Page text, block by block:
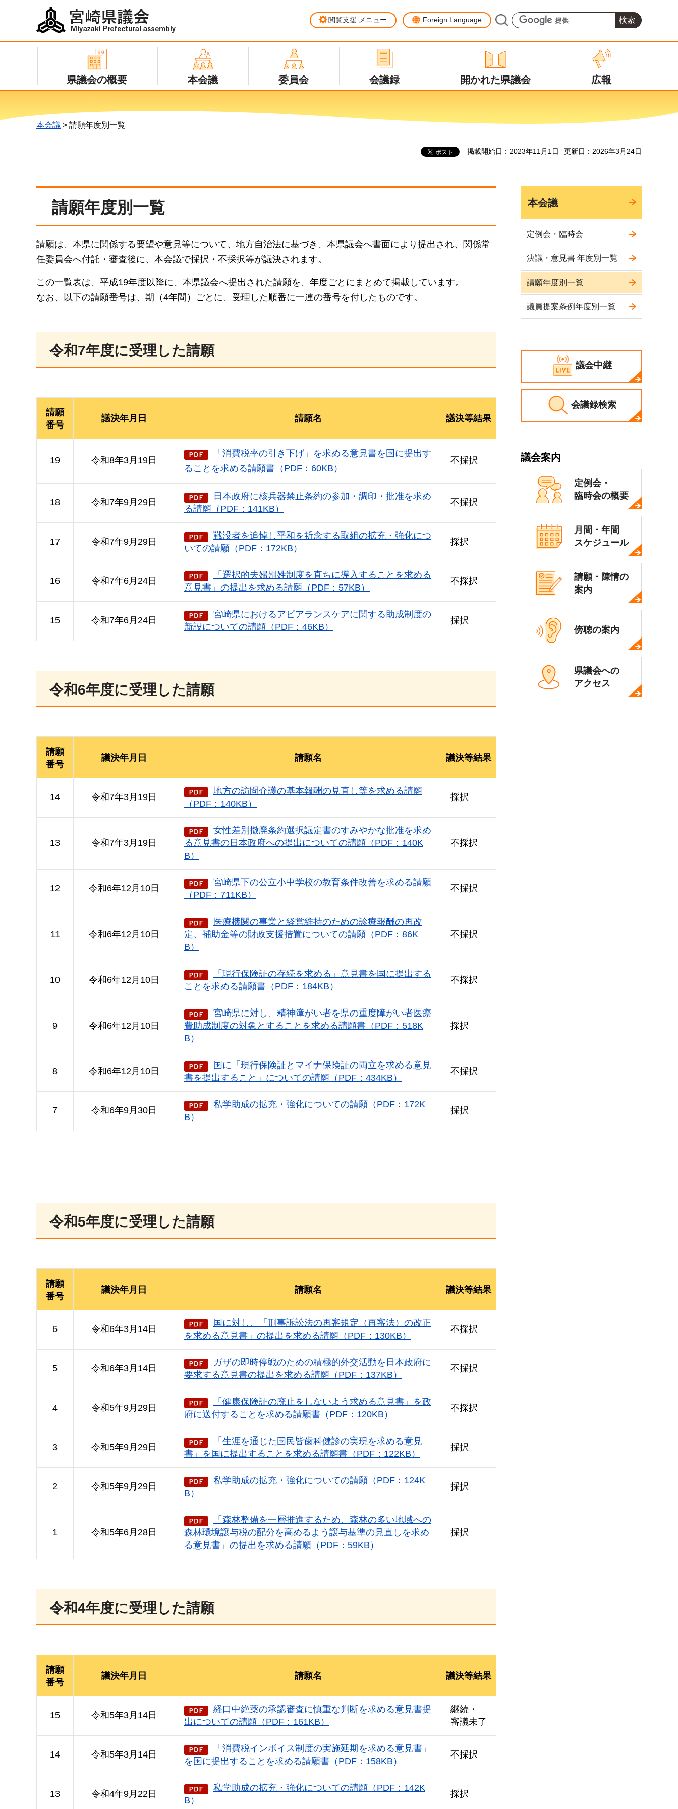
宮崎県議会
Miyazaki Prefectural assembly
閲覧支援 メニュー Foreign Language
県議会の概要 本会議 委員会 会議録 開かれた県議会 広報
本会議 > 請願年度別一覧
掲載開始日：2023年11月1日 更新日：2026年3月24日
請願年度別一覧
請願は、本県に関係する要望や意見等について、地方自治法に基づき、本県議会へ書面により提出され、関係常
任委員会へ付託・審査後に、本会議で採択・不採択等が議決されます。
この一覧表は、平成19年度以降に、本県議会へ提出された請願を、年度ごとにまとめて掲載しています。
なお、以下の請願番号は、期（4年間）ごとに、受理した順番に一連の番号を付したものです。
令和7年度に受理した請願
請願
番号
議決年月日 請願名 議決等結果
19 令和8年3月19日
「消費税率の引き下げ」を求める意見書を国に提出す
ることを求める請願書（PDF：60KB）
不採択
18 令和7年9月29日
日本政府に核兵器禁止条約の参加・調印・批准を求め
る請願（PDF：141KB）
不採択
17 令和7年9月29日
戦没者を追悼し平和を祈念する取組の拡充・強化につ
いての請願（PDF：172KB）
採択
16 令和7年6月24日
「選択的夫婦別姓制度を直ちに導入することを求める
意見書」の提出を求める請願（PDF：57KB）
不採択
15 令和7年6月24日
宮崎県におけるアピアランスケアに関する助成制度の
新設についての請願（PDF：46KB）
採択
令和6年度に受理した請願
請願
番号
議決年月日 請願名 議決等結果
14 令和7年3月19日
地方の訪問介護の基本報酬の見直し等を求める請願
（PDF：140KB）
採択
13 令和7年3月19日
女性差別撤廃条約選択議定書のすみやかな批准を求め
る意見書の日本政府への提出についての請願（PDF：140K
B）
不採択
12 令和6年12月10日
宮崎県下の公立小中学校の教育条件改善を求める請願
（PDF：711KB）
不採択
11 令和6年12月10日
医療機関の事業と経営維持のための診療報酬の再改
定、補助金等の財政支援措置についての請願（PDF：86K
B）
不採択
10 令和6年12月10日
「現行保険証の存続を求める」意見書を国に提出する
ことを求める請願書（PDF：184KB）
不採択
9 令和6年12月10日
宮崎県に対し、精神障がい者を県の重度障がい者医療
費助成制度の対象とすることを求める請願書（PDF：518K
B）
採択
8 令和6年12月10日
国に「現行保険証とマイナ保険証の両立を求める意見
書を提出すること」についての請願（PDF：434KB）
不採択
7 令和6年9月30日
私学助成の拡充・強化についての請願（PDF：172K
B）
採択
令和5年度に受理した請願
請願
番号
議決年月日 請願名 議決等結果
6 令和6年3月14日
国に対し、「刑事訴訟法の再審規定（再審法）の改正
を求める意見書」の提出を求める請願（PDF：130KB）
不採択
5 令和6年3月14日
ガザの即時停戦のための積極的外交活動を日本政府に
要求する意見書の提出を求める請願（PDF：137KB）
不採択
4 令和5年9月29日
「健康保険証の廃止をしないよう求める意見書」を政
府に送付することを求める請願書（PDF：120KB）
不採択
3 令和5年9月29日
「生涯を通じた国民皆歯科健診の実現を求める意見
書」を国に提出することを求める請願書（PDF：122KB）
採択
2 令和5年9月29日
私学助成の拡充・強化についての請願（PDF：124K
B）
採択
1 令和5年6月28日
「森林整備を一層推進するため、森林の多い地域への
森林環境譲与税の配分を高めるよう譲与基準の見直しを求め
る意見書」の提出を求める請願（PDF：59KB）
採択
令和4年度に受理した請願
請願
番号
議決年月日 請願名 議決等結果
15 令和5年3月14日
経口中絶薬の承認審査に慎重な判断を求める意見書提
出についての請願（PDF：161KB）
継続・
審議未了
14 令和5年3月14日
「消費税インボイス制度の実施延期を求める意見書」
を国に提出することを求める請願書（PDF：158KB）
不採択
13 令和4年9月22日
私学助成の拡充・強化についての請願（PDF：142K
B）
採択
本会議
定例会・臨時会
決議・意見書 年度別一覧
請願年度別一覧
議員提案条例年度別一覧
議会中継
会議録検索
議会案内
定例会・
臨時会の概要
月間・年間
スケジュール
請願・陳情の
案内
傍聴の案内
県議会への
アクセス